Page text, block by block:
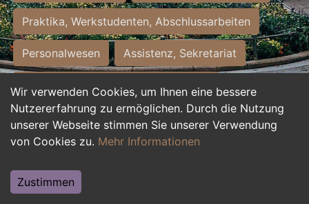
Wir verwenden Cookies, um Ihnen eine bessere
Nutzererfahrung zu ermöglichen. Durch die Nutzung
unserer Webseite stimmen Sie unserer Verwendung
von Cookies zu. Mehr Informationen
Zustimmen
Praktika, Werkstudenten, Abschlussarbeiten
Personalwesen Assistenz, Sekretariat
Hilfskräfte, Aushilfs- und Nebenjobs
Einkauf, Logistik, Materialwirtschaft
Weiterbildung, Studium, duale Ausbildung
Tourismus